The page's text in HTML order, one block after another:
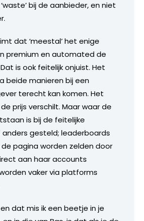
bij de aanbieder, en niet
dat ‘meestal’ het enige
premium en automated de
is ook feitelijk onjuist. Het
beide manieren bij een
terecht kan komen. Het
prijs verschilt. Maar waar de
is bij de feitelijke
anders gesteld; leaderboards
pagina worden zelden door
aan haar accounts
vaker via platforms
dat mis ik een beetje in je